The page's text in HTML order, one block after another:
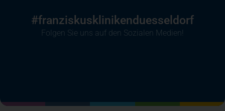
#franziskuskliniken­duesseldorf
Folgen Sie uns auf den Sozialen Medien!